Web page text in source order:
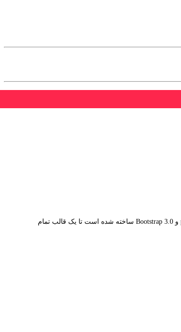
لکسوز موبایل یک قالب رسپانسیو است که برای فروشگاه موبایل، کامپیوتر، فشن و هر نوع فروشگاه اینترنتی مناسب می باشد، این قالب بر اساس pavo Framework 2.0 و Bootstrap 3.0 ساخته شده است تا یک قالب تمام